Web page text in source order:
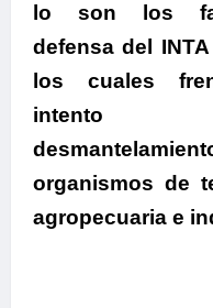
lo son los
defensa del
los cuales
organismos de
agropecuaria e